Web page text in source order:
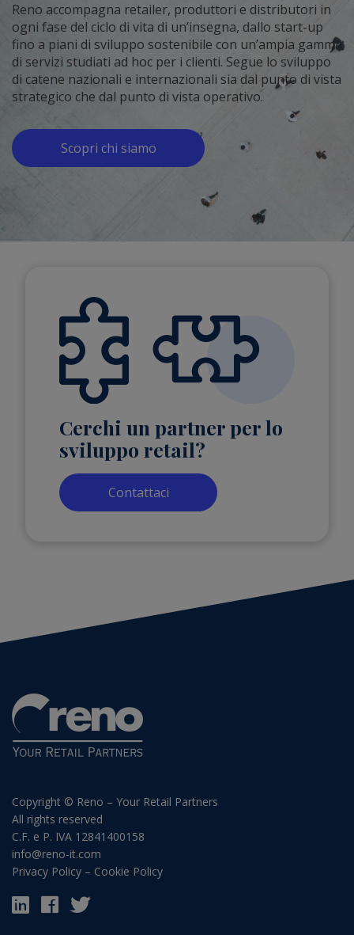
Reno accompagna retailer, produttori e distributori in
ogni fase del ciclo di vita di un’insegna, dallo start-up
fino a piani di sviluppo sostenibile con un’ampia gamma
di servizi studiati ad hoc per i clienti. Segue lo sviluppo
di catene nazionali e internazionali sia dal punto di vista
strategico che dal punto di vista operativo.
Scopri chi siamo
Cerchi un partner per lo
sviluppo retail?
Contattaci
Copyright © Reno – Your Retail Partners
All rights reserved
C.F. e P. IVA 12841400158
info@reno-it.com
Privacy Policy – Cookie Policy